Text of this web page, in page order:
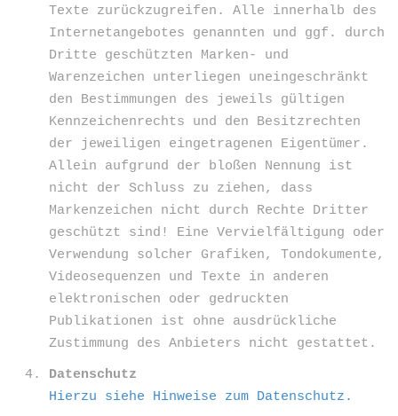
Texte zurückzugreifen. Alle innerhalb des
Internetangebotes genannten und ggf. durch
Dritte geschützten Marken- und
Warenzeichen unterliegen uneingeschränkt
den Bestimmungen des jeweils gültigen
Kennzeichenrechts und den Besitzrechten
der jeweiligen eingetragenen Eigentümer.
Allein aufgrund der bloßen Nennung ist
nicht der Schluss zu ziehen, dass
Markenzeichen nicht durch Rechte Dritter
geschützt sind! Eine Vervielfältigung oder
Verwendung solcher Grafiken, Tondokumente,
Videosequenzen und Texte in anderen
elektronischen oder gedruckten
Publikationen ist ohne ausdrückliche
Zustimmung des Anbieters nicht gestattet.
Datenschutz
Hierzu siehe Hinweise zum Datenschutz.